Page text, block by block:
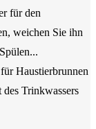
für den
weichen Sie ihn
Haustierbrunnen
Trinkwassers